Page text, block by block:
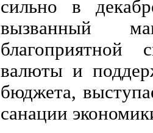
сильно в
вызванный
благоприятной
валюты и
бюджета,
санации